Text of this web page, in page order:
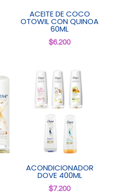
ACEITE DE COCO
OTOWIL CON QUINOA
60ML
$6.200
ACONDICIONADOR
DOVE 400ML
$7.200